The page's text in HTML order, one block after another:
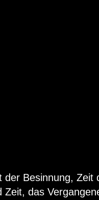
der Besinnung, Zeit
Zeit, das